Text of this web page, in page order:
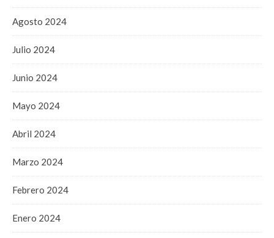
Agosto 2024
Julio 2024
Junio 2024
Mayo 2024
Abril 2024
Marzo 2024
Febrero 2024
Enero 2024